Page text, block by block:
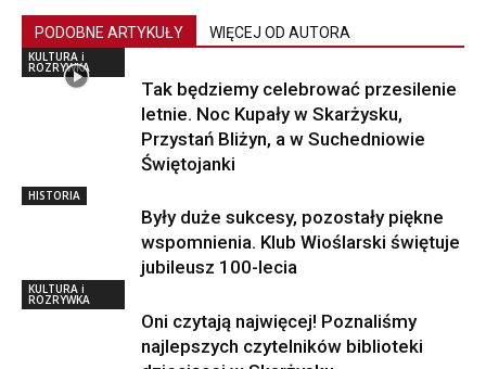
PODOBNE ARTYKUŁY WIĘCEJ OD AUTORA
KULTURA i
ROZRYWKA
Tak będziemy celebrować przesilenie
letnie. Noc Kupały w Skarżysku,
Przystań Bliżyn, a w Suchedniowie
Świętojanki
HISTORIA
Były duże sukcesy, pozostały piękne
wspomnienia. Klub Wioślarski świętuje
jubileusz 100-lecia
KULTURA i
ROZRYWKA
Oni czytają najwięcej! Poznaliśmy
najlepszych czytelników biblioteki